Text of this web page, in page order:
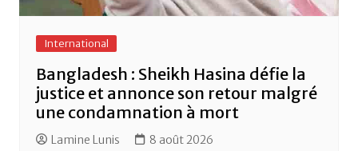
International
Bangladesh : Sheikh Hasina défie la
justice et annonce son retour malgré
une condamnation à mort
Lamine Lunis 8 août 2026